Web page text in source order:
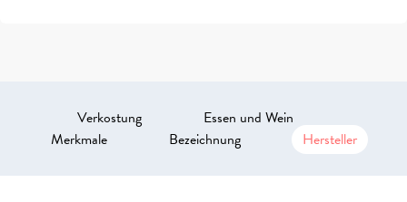
Verkostung
Essen und Wein
Merkmale
Bezeichnung Hersteller